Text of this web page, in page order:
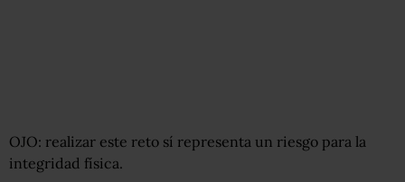
OJO: realizar este reto sí representa un riesgo para la
integridad física.